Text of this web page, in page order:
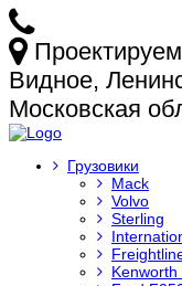
Видное,
Московская
Грузовики
Mack
Volvo
Sterling
Kenworth